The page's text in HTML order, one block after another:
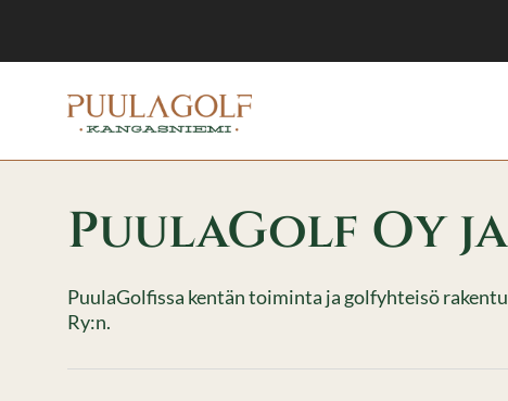
PuulaGolf Oy
PuulaGolfissa kentän toiminta ja golfyhteisö
Ry:n.